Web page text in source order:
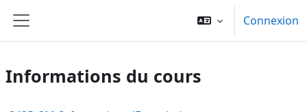
Panneau latéral
Connexion
Informations du cours